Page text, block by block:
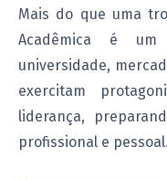
Mais do que uma
Acadêmica é
universidade,
exercitam
liderança,
profissional e pessoal.